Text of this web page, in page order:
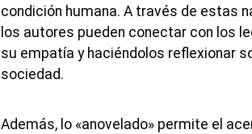
condición humana. A través de estas
los autores pueden conectar con los
su empatía y haciéndolos reflexionar
sociedad.
Además, lo «anovelado» permite el